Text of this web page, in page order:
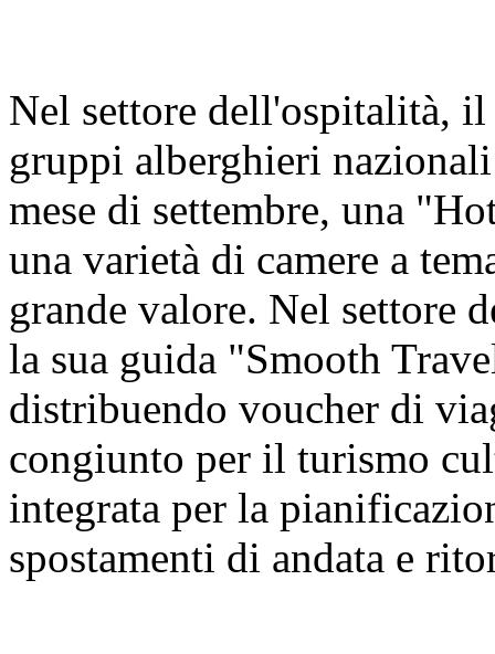
Nel settore dell'ospitalità,
gruppi alberghieri
mese di settembre, una
una varietà di camere a
grande valore. Nel settore
la sua guida "Smooth
distribuendo voucher di
congiunto per il turismo
integrata per la
spostamenti di andata e